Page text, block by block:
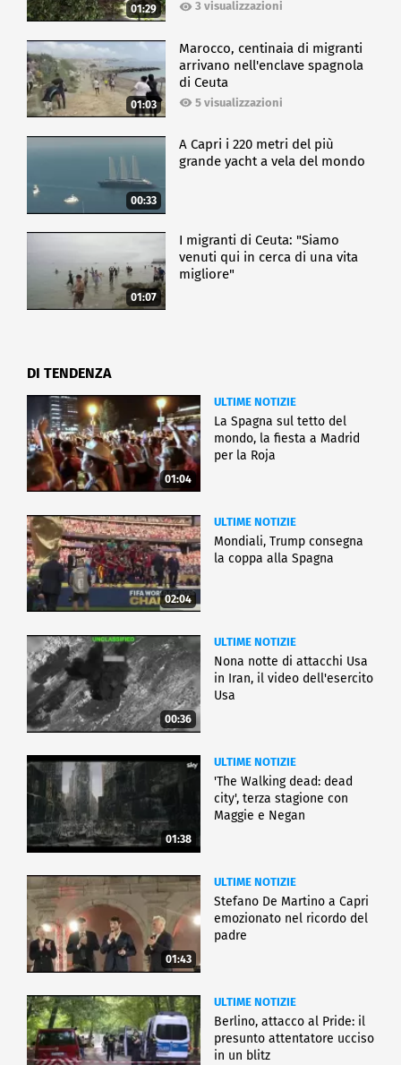
01:29 3 visualizzazioni
01:03
Marocco, centinaia di migranti
arrivano nell'enclave spagnola
di Ceuta
5 visualizzazioni
00:33
A Capri i 220 metri del più
grande yacht a vela del mondo
01:07
I migranti di Ceuta: "Siamo
venuti qui in cerca di una vita
migliore"
DI TENDENZA
01:04
ULTIME NOTIZIE
La Spagna sul tetto del
mondo, la fiesta a Madrid
per la Roja
02:04
ULTIME NOTIZIE
Mondiali, Trump consegna
la coppa alla Spagna
00:36
ULTIME NOTIZIE
Nona notte di attacchi Usa
in Iran, il video dell'esercito
Usa
01:38
ULTIME NOTIZIE
'The Walking dead: dead
city', terza stagione con
Maggie e Negan
01:43
ULTIME NOTIZIE
Stefano De Martino a Capri
emozionato nel ricordo del
padre
ULTIME NOTIZIE
Berlino, attacco al Pride: il
presunto attentatore ucciso
in un blitz